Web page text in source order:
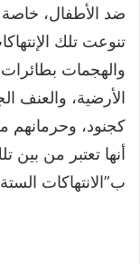
ضد الأطفال، خاصة
تنوعت تلك
والهجمات بطائرات
الأرضية، والعنف
كجنود، وحرمانهم
أنها تعتبر من بين
ب”الانتهاكات